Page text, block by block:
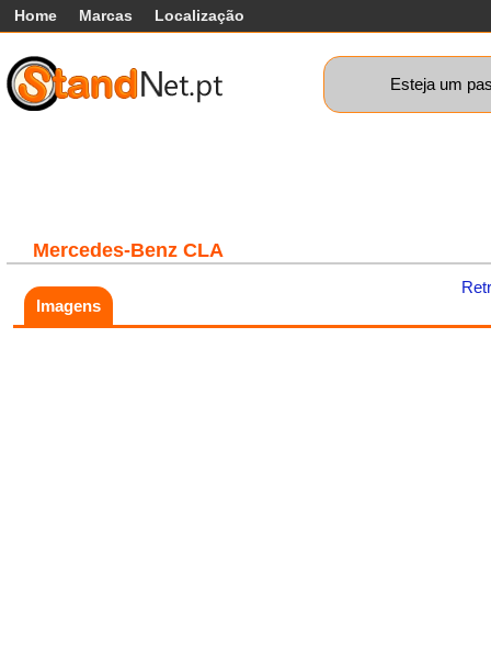
Home Marcas Localização
Esteja um
Mercedes-Benz CLA
Imagens